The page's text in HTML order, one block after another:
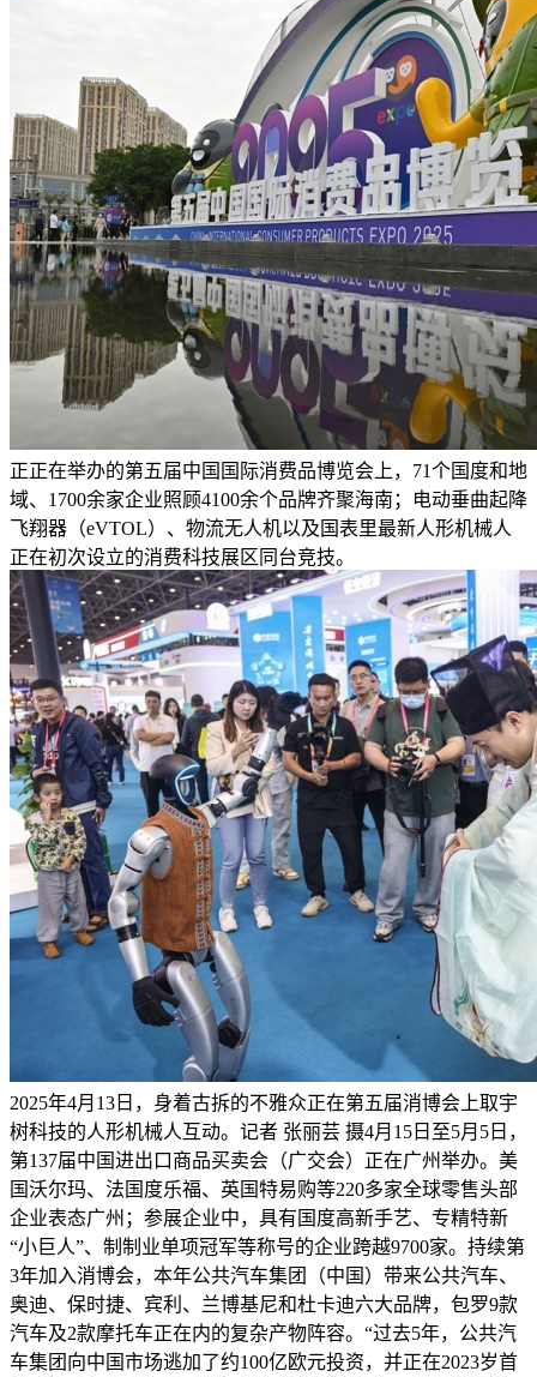
正正在举办的第五届中国国际消费品博览会上，71个国度和地
域、1700余家企业照顾4100余个品牌齐聚海南；电动垂曲起降
飞翔器（eVTOL）、物流无人机以及国表里最新人形机械人
正在初次设立的消费科技展区同台竞技。
2025年4月13日，身着古拆的不雅众正在第五届消博会上取宇
树科技的人形机械人互动。记者 张丽芸 摄4月15日至5月5日，
第137届中国进出口商品买卖会（广交会）正在广州举办。美
国沃尔玛、法国度乐福、英国特易购等220多家全球零售头部
企业表态广州；参展企业中，具有国度高新手艺、专精特新
“小巨人”、制制业单项冠军等称号的企业跨越9700家。持续第
3年加入消博会，本年公共汽车集团（中国）带来公共汽车、
奥迪、保时捷、宾利、兰博基尼和杜卡迪六大品牌，包罗9款
汽车及2款摩托车正在内的复杂产物阵容。“过去5年，公共汽
车集团向中国市场逃加了约100亿欧元投资，并正在2023岁首